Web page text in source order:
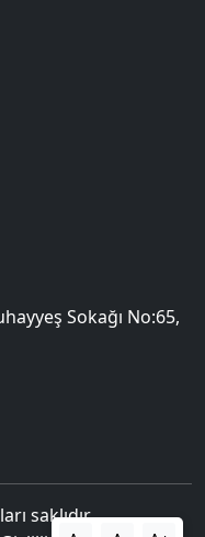
Sokağı No:65,
saklıdır.